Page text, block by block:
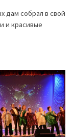
дам собрал в свой
и красивые